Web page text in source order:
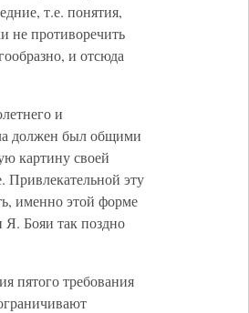
т.е. понятия,
не противоречить
и отсюда
и
должен был общими
картину своей
Привлекательной эту
именно этой форме
Я. Бояи так поздно
пятого требования